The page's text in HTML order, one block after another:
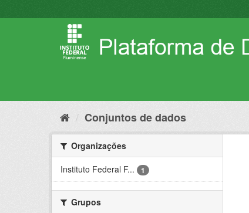
para
Conjuntos de dados
Organizações
Instituto Federal F...
1
Grupos